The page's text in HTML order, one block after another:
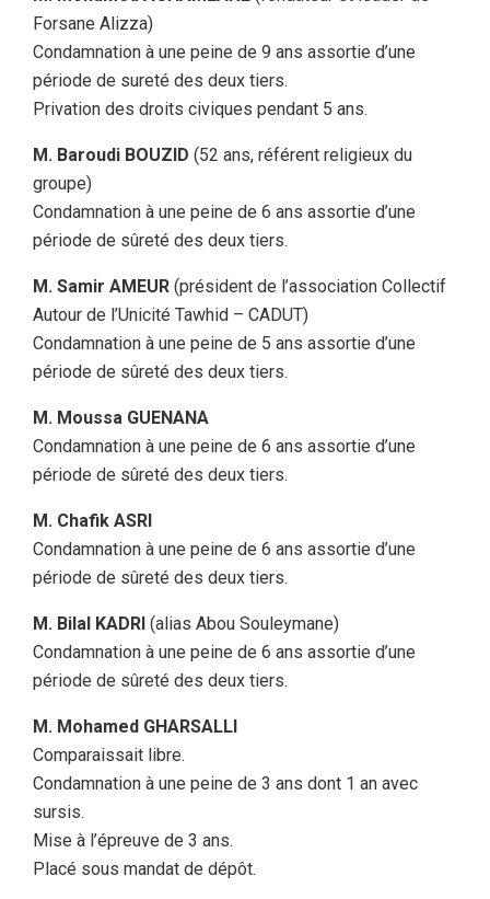
Forsane Alizza)
Condamnation à une peine de 9 ans assortie d’une
période de sureté des deux tiers.
Privation des droits civiques pendant 5 ans.
M. Baroudi BOUZID (52 ans, référent religieux du
groupe)
Condamnation à une peine de 6 ans assortie d’une
période de sûreté des deux tiers.
M. Samir AMEUR (président de l’association Collectif
Autour de l’Unicité Tawhid – CADUT)
Condamnation à une peine de 5 ans assortie d’une
période de sûreté des deux tiers.
M. Moussa GUENANA
Condamnation à une peine de 6 ans assortie d’une
période de sûreté des deux tiers.
M. Chafik ASRI
Condamnation à une peine de 6 ans assortie d’une
période de sûreté des deux tiers.
M. Bilal KADRI (alias Abou Souleymane)
Condamnation à une peine de 6 ans assortie d’une
période de sûreté des deux tiers.
M. Mohamed GHARSALLI
Comparaissait libre.
Condamnation à une peine de 3 ans dont 1 an avec
sursis.
Mise à l’épreuve de 3 ans.
Placé sous mandat de dépôt.